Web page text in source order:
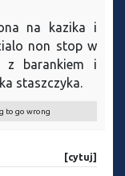
na kazika i
non stop w
z barankiem i
staszczyka.
to go wrong
[cytuj]